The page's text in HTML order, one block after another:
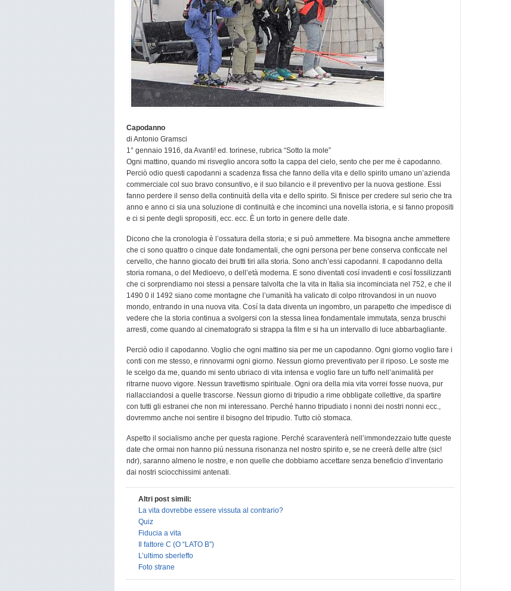
Capodanno
di Antonio Gramsci
1° gennaio 1916, da Avanti! ed. torinese, rubrica “Sotto la mole”
Ogni mattino, quando mi risveglio ancora sotto la cappa del cielo, sento che per me è capodanno.
Perciò odio questi capodanni a scadenza fissa che fanno della vita e dello spirito umano un’azienda
commerciale col suo bravo consuntivo, e il suo bilancio e il preventivo per la nuova gestione. Essi
fanno perdere il senso della continuità della vita e dello spirito. Si finisce per credere sul serio che tra
anno e anno ci sia una soluzione di continuità e che incominci una novella istoria, e si fanno propositi
e ci si pente degli spropositi, ecc. ecc. È un torto in genere delle date.
Dicono che la cronologia è l’ossatura della storia; e si può ammettere. Ma bisogna anche ammettere
che ci sono quattro o cinque date fondamentali, che ogni persona per bene conserva conficcate nel
cervello, che hanno giocato dei brutti tiri alla storia. Sono anch’essi capodanni. Il capodanno della
storia romana, o del Medioevo, o dell’età moderna. E sono diventati cosí invadenti e cosí fossilizzanti
che ci sorprendiamo noi stessi a pensare talvolta che la vita in Italia sia incominciata nel 752, e che il
1490 0 il 1492 siano come montagne che l’umanità ha valicato di colpo ritrovandosi in un nuovo
mondo, entrando in una nuova vita. Cosí la data diventa un ingombro, un parapetto che impedisce di
vedere che la storia continua a svolgersi con la stessa linea fondamentale immutata, senza bruschi
arresti, come quando al cinematografo si strappa la film e si ha un intervallo di luce abbarbagliante.
Perciò odio il capodanno. Voglio che ogni mattino sia per me un capodanno. Ogni giorno voglio fare i
conti con me stesso, e rinnovarmi ogni giorno. Nessun giorno preventivato per il riposo. Le soste me
le scelgo da me, quando mi sento ubriaco di vita intensa e voglio fare un tuffo nell’animalità per
ritrarne nuovo vigore. Nessun travettismo spirituale. Ogni ora della mia vita vorrei fosse nuova, pur
riallacciandosi a quelle trascorse. Nessun giorno di tripudio a rime obbligate collettive, da spartire
con tutti gli estranei che non mi interessano. Perché hanno tripudiato i nonni dei nostri nonni ecc.,
dovremmo anche noi sentire il bisogno del tripudio. Tutto ciò stomaca.
Aspetto il socialismo anche per questa ragione. Perché scaraventerà nell’immondezzaio tutte queste
date che ormai non hanno piú nessuna risonanza nel nostro spirito e, se ne creerà delle altre (sic!
ndr), saranno almeno le nostre, e non quelle che dobbiamo accettare senza beneficio d’inventario
dai nostri sciocchissimi antenati.
Altri post simili:
La vita dovrebbe essere vissuta al contrario?
Quiz
Fiducia a vita
Il fattore C (O “LATO B”)
L’ultimo sberleffo
Foto strane